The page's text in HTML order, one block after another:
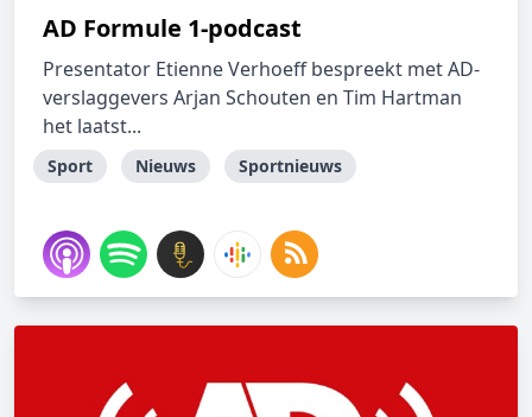
AD Formule 1-podcast
Presentator Etienne Verhoeff bespreekt met AD-
verslaggevers Arjan Schouten en Tim Hartman
het laatst...
Sport Nieuws Sportnieuws